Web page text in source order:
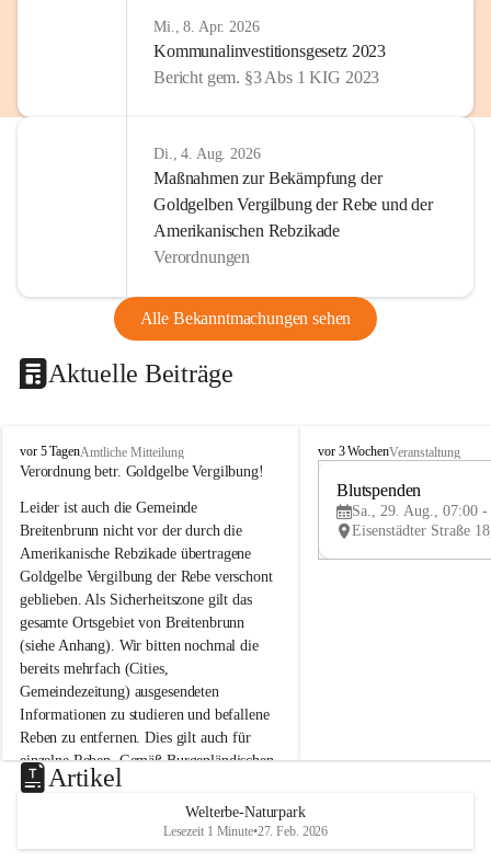
Mi., 8. Apr. 2026
Kommunalinvestitionsgesetz 2023
Bericht gem. §3 Abs 1 KIG 2023
Di., 4. Aug. 2026
Maßnahmen zur Bekämpfung der
Goldgelben Vergilbung der Rebe und der
Amerikanischen Rebzikade
Verordnungen
Alle Bekanntmachungen sehen
Aktuelle Beiträge
B
r
i
t
e
n
b
r
u
n
n
a
m
N
e
u
s
d
vor 5 TagenAmtliche Mitteilung
Verordnung betr. Goldgelbe Vergilbung!
Leider ist auch die Gemeinde
Breitenbrunn nicht vor der durch die
Amerikanische Rebzikade übertragene
Goldgelbe Vergilbung der Rebe verschont
geblieben. Als Sicherheitszone gilt das
gesamte Ortsgebiet von Breitenbrunn
(siehe Anhang). Wir bitten nochmal die
bereits mehrfach (Cities,
Gemeindezeitung) ausgesendeten
Informationen zu studieren und befallene
Reben zu entfernen. Dies gilt auch für
einzelne Reben. Gemäß Burgenländischen
Weinbaugesetz sind nicht gepflegte oder
unzulässige Weingärten zu roden! Bitte
helfen wir zusammen um unsere Winzer
vor den prognostizierten Ernteausfällen
B
e
u
e
d
vor 3 WochenVeranstaltung
Blutspenden
Sa., 29. Aug., 07:00 -
Artikel
Welterbe-Naturpark
Lesezeit 1 Minute•27. Feb. 2026